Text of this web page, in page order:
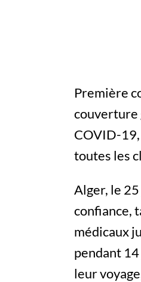
Première
couverture
COVID-
toutes les
Alger, le
confiance,
médicaux
pendant
leur